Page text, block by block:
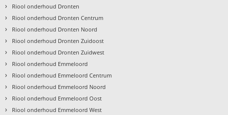
› Riool onderhoud Dronten
› Riool onderhoud Dronten Centrum
› Riool onderhoud Dronten Noord
› Riool onderhoud Dronten Zuidoost
› Riool onderhoud Dronten Zuidwest
› Riool onderhoud Emmeloord
› Riool onderhoud Emmeloord Centrum
› Riool onderhoud Emmeloord Noord
› Riool onderhoud Emmeloord Oost
› Riool onderhoud Emmeloord West